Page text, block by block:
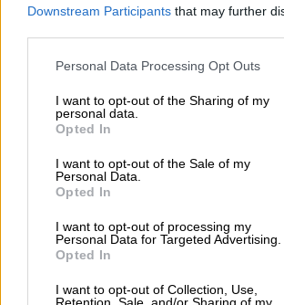
Downstream Participants that may further
Please note that this website/app uses one
not limited to your visit or usage behaviour.
grant or deny consent to Google and its
use your data for below specified purposes
consent section.
Personal Data Processing Opt Outs
I want to opt-out of the Sharing of my
personal data.
Opted In
I want to opt-out of the Sale of my
Personal Data.
Opted In
I want to opt-out of processing my
Personal Data for Targeted Advertising.
Opted In
I want to opt-out of Collection, Use,
Retention, Sale, and/or Sharing of my
Πολιτισμός 04.11.2019 19:47